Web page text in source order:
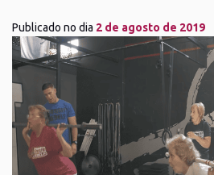
Publicado no dia 2 de agosto de 2019